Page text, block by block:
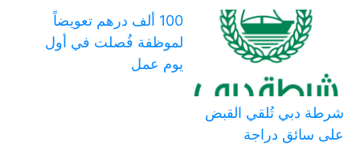
شرطة دبي تُلقي القبض
على سائق دراجة
100 ألف درهم تعويضاً
لموظفة فُصلت في أول
يوم عمل